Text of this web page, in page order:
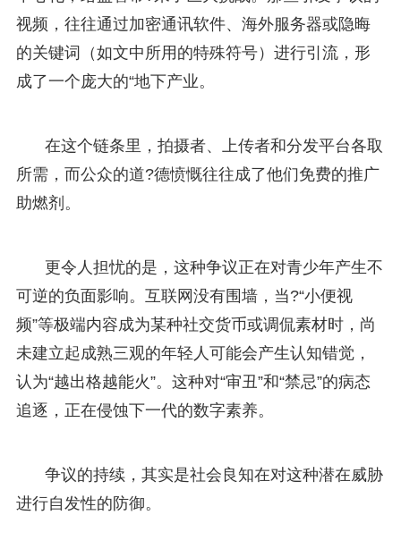
视频，往往通过加密通讯软件、海外服务器或隐晦
的关键词（如文中所用的特殊符号）进行引流，形
成了一个庞大的“地下产业。
在这个链条里，拍摄者、上传者和分发平台各取
所需，而公众的道?德愤慨往往成了他们免费的推广
助燃剂。
更令人担忧的是，这种争议正在对青少年产生不
可逆的负面影响。互联网没有围墙，当?“小便视
频”等极端内容成为某种社交货币或调侃素材时，尚
未建立起成熟三观的年轻人可能会产生认知错觉，
认为“越出格越能火”。这种对“审丑”和“禁忌”的病态
追逐，正在侵蚀下一代的数字素养。
争议的持续，其实是社会良知在对这种潜在威胁
进行自发性的防御。